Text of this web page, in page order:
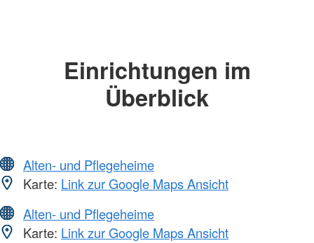
Einrichtungen im
Überblick
Alten- und Pflegeheime
Karte: Link zur Google Maps Ansicht
Alten- und Pflegeheime
Karte: Link zur Google Maps Ansicht